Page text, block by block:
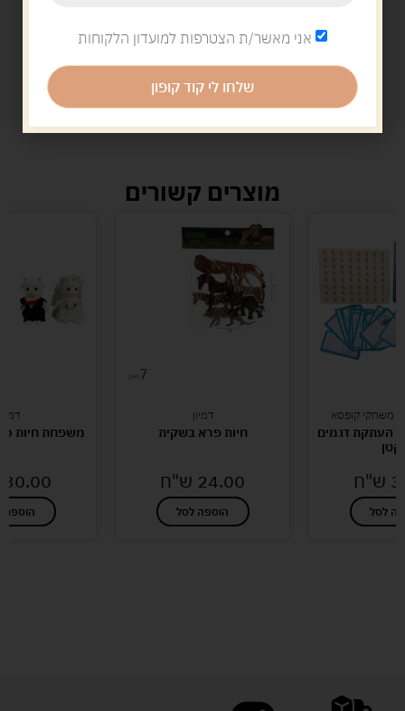
מוצרים קשורים
משחקי קופסא
העתקת דגמים
קטן
ש"ח
לסל
דמיון
חיות פרא בשקית
24.00 ש"ח
הוספה לסל
משפחת חיות
30.00
הוספה
אני מאשר/ת הצטרפות למועדון הלקוחות
שלחו לי קוד קופון